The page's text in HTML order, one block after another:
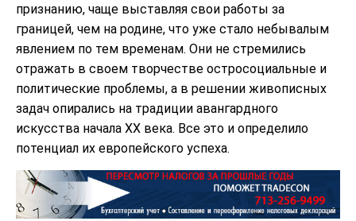
признанию, чаще выставляя свои работы за
границей, чем на родине, что уже стало небывалым
явлением по тем временам. Они не стремились
отражать в своем творчестве остросоциальные и
политические проблемы, а в решении живописных
задач опирались на традиции авангардного
искусства начала XX века. Все это и определило
потенциал их европейского успеха.